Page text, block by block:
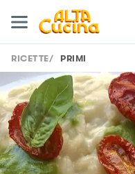
RICETTE/ PRIMI